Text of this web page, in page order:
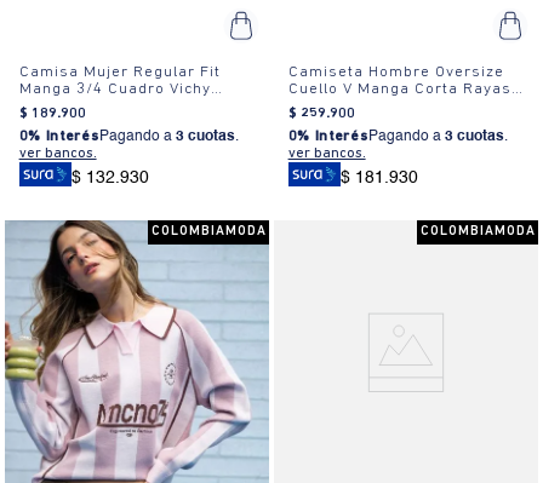
Camisa Mujer Regular Fit
Manga 3/4 Cuadro Vichy
Algodón
$ 189.900
0% Interés Pagando a 3 cuotas.
ver bancos.
$ 132.930
Camiseta Hombre Oversize
Cuello V Manga Corta Rayas
Estampada
$ 259.900
0% Interés Pagando a 3 cuotas.
ver bancos.
$ 181.930
COLOMBIAMODA COLOMBIAMODA